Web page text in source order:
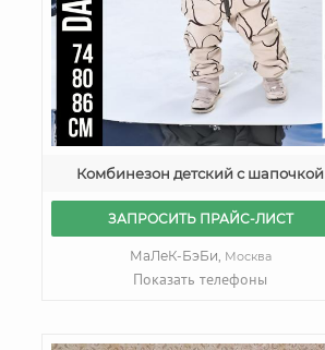
Комбинезон детский с шапочкой
ЗАПРОСИТЬ ПРАЙС-ЛИСТ
МаЛеК-БэБи, Москва
Показать телефоны